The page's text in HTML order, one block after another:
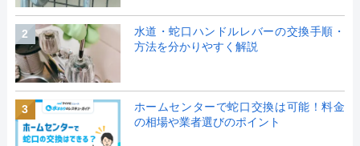
2
水道・蛇口ハンドルレバーの交換手順・
方法を分かりやすく解説
3
ホームセンターで蛇口交換は可能！料金
の相場や業者選びのポイント